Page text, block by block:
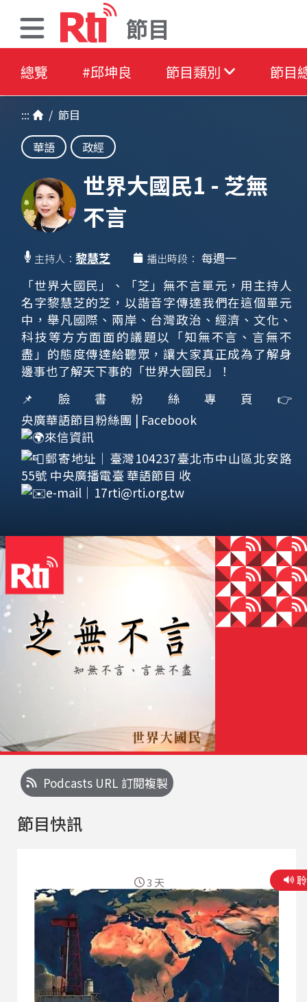
節目
總覽 #邱坤良 節目類別 節目
::: / 節目
華語
政經
世界大國民1 - 芝無
不言
主持人：黎慧芝 播出時段： 每週一
「世界大國民」、「芝」無不言單元，用主持人
名字黎慧芝的芝，以諧音字傳達我們在這個單元
中，舉凡國際、兩岸、台灣政治、經濟、文化、
科技等方方面面的議題以「知無不言、言無不
盡」的態度傳達給聽眾，讓大家真正成為了解身
邊事也了解天下事的「世界大國民」！
📌臉書粉絲專頁👉
央廣華語節目粉絲團 | Facebook
來信資訊
郵寄地址｜臺灣104237臺北市中山區北安路
55號 中央廣播電臺 華語節目 收
e-mail｜ 17rti@rti.org.tw
Podcasts URL 訂閱複製
節目快訊
3 天